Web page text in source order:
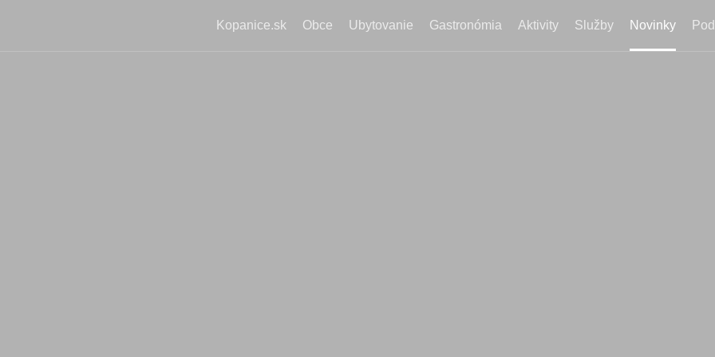
Kopanice.sk Obce Ubytovanie Gastronómia Aktivity Služby Novinky